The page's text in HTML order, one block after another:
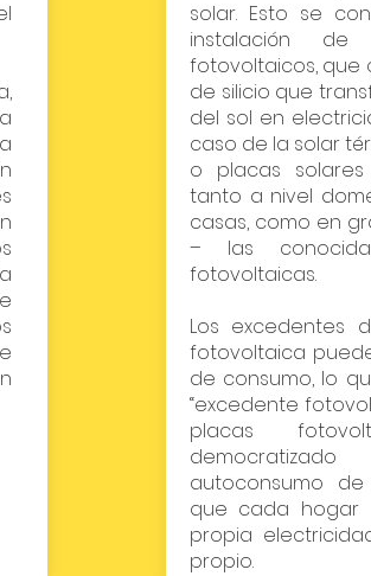
solar. Esto se
instalación de
fotovoltaicos, que
de silicio que
del sol en
caso de la solar
o placas
tanto a nivel
casas, como en
– las
fotovoltaicas.
Los excedentes
fotovoltaica
de consumo, lo
“excedente
placas
democratizado
autoconsumo
que cada hogar
propia
propio.